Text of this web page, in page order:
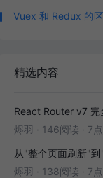
Vuex 和 Redux 的
精选内容
React Router v7 完
烬羽 · 146阅读 · 7
烬羽 · 138阅读 · 7